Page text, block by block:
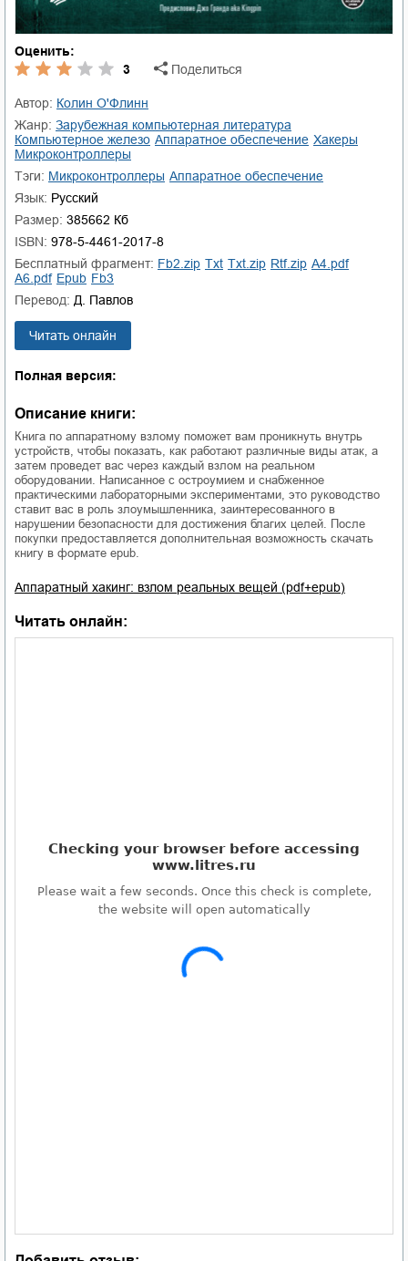
Оценить:
3
Поделиться
Автор:
Колин О'Флинн
Жанр:
зарубежная компьютерная литература
компьютерное железо
аппаратное обеспечение
хакеры
микроконтроллеры
Тэги:
микроконтроллеры
аппаратное обеспечение
Язык: Русский
Размер: 385662 Кб
ISBN: 978-5-4461-2017-8
Бесплатный фрагмент:
fb2.zip txt txt.zip rtf.zip
a4.pdf
a6.pdf
epub
fb3
Перевод: Д. Павлов
Читать онлайн
Полная версия:
Описание книги:
Книга по аппаратному взлому поможет вам проникнуть внутрь
устройств, чтобы показать, как работают различные виды атак, а
затем проведет вас через каждый взлом на реальном
оборудовании. Написанное с остроумием и снабженное
практическими лабораторными экспериментами, это руководство
ставит вас в роль злоумышленника, заинтересованного в
нарушении безопасности для достижения благих целей. После
покупки предоставляется дополнительная возможность скачать
книгу в формате epub.
Аппаратный хакинг: взлом реальных вещей (pdf+epub)
Читать онлайн: